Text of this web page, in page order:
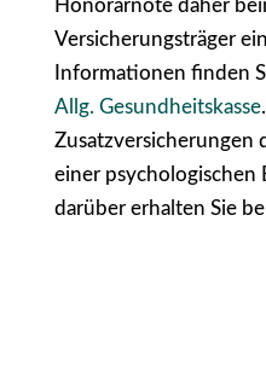
Honorarnote daher
Versicherungsträger
Informationen finden
Allg. Gesundheitskasse
Zusatzversicherungen
einer psychologischen
darüber erhalten Sie